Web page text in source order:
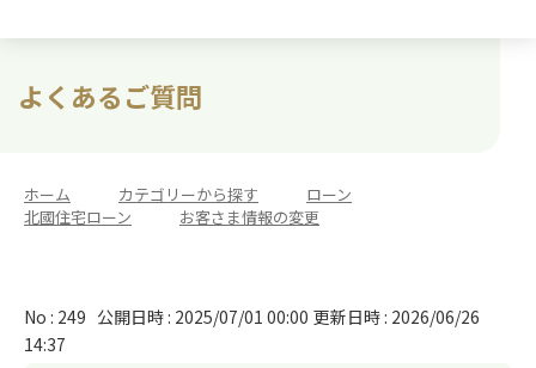
よくあるご質問
ホーム カテゴリーから探す ローン
北國住宅ローン
お客さま情報の変更
No : 249 公開日時 : 2025/07/01 00:00 更新日時 : 2026/06/26
14:37